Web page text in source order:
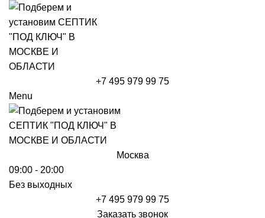
+7 495 979 99 75
Menu
Москва
09:00 - 20:00
Без выходных
+7 495 979 99 75
Заказать звонок